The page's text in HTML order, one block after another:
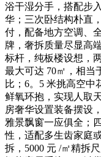
浴干湿分手，搭配步
华；三次卧结构朴直
付，配备地方空调、
牌，奢拆质量尽显高
标杆，纯板楼设想，
最大可达 70㎡，相当
比；6。5 米挑高空中
鲜氧环抱，实现人取
房奢华设置装备摆设
雅景飘窗一应俱全；
性，适配多生齿家庭
拆，5000 元 /㎡精拆